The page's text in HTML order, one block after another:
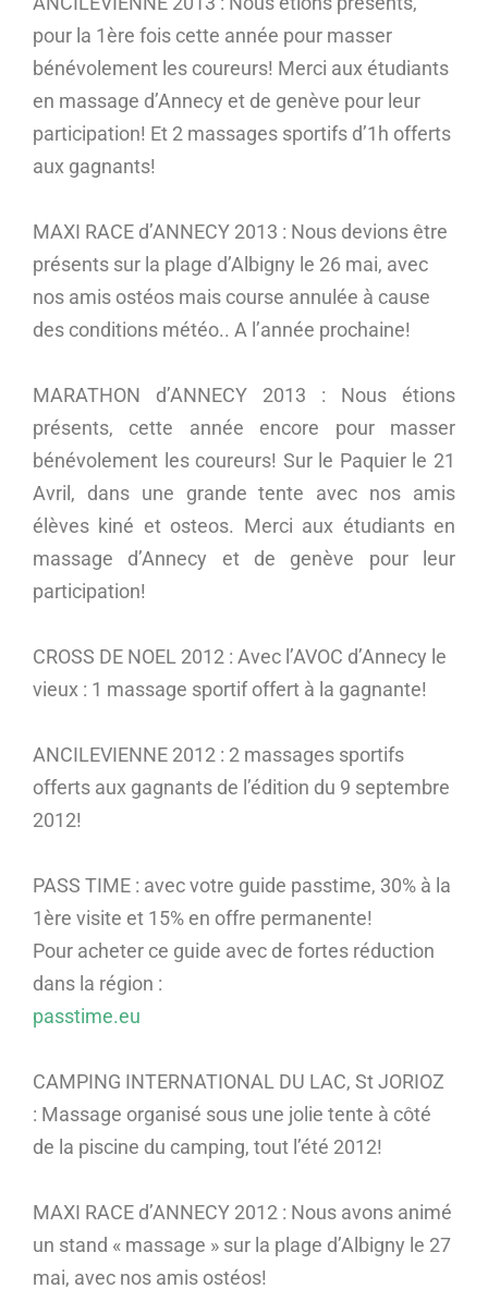
pour la 1ère fois cette année pour masser
bénévolement les coureurs! Merci aux étudiants
en massage d’Annecy et de genève pour leur
participation! Et 2 massages sportifs d’1h offerts
aux gagnants!
MAXI RACE d’ANNECY 2013 : Nous devions être
présents sur la plage d’Albigny le 26 mai, avec
nos amis ostéos mais course annulée à cause
des conditions météo.. A l’année prochaine!
MARATHON d’ANNECY 2013 : Nous étions
présents, cette année encore pour masser
bénévolement les coureurs! Sur le Paquier le 21
Avril, dans une grande tente avec nos amis
élèves kiné et osteos. Merci aux étudiants en
massage d’Annecy et de genève pour leur
participation!
CROSS DE NOEL 2012 : Avec l’AVOC d’Annecy le
vieux : 1 massage sportif offert à la gagnante!
ANCILEVIENNE 2012 : 2 massages sportifs
offerts aux gagnants de l’édition du 9 septembre
2012!
PASS TIME : avec votre guide passtime, 30% à la
1ère visite et 15% en offre permanente!
Pour acheter ce guide avec de fortes réduction
dans la région :
passtime.eu
CAMPING INTERNATIONAL DU LAC, St JORIOZ
: Massage organisé sous une jolie tente à côté
de la piscine du camping, tout l’été 2012!
MAXI RACE d’ANNECY 2012 : Nous avons animé
un stand « massage » sur la plage d’Albigny le 27
mai, avec nos amis ostéos!